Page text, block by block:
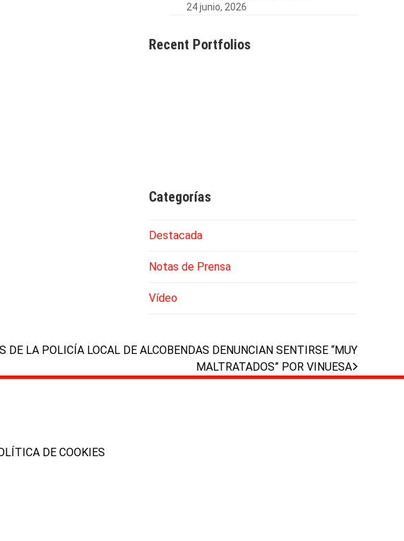
24 junio, 2026
Recent Portfolios
Categorías
Destacada
Notas de Prensa
Vídeo
DE LA POLICÍA LOCAL DE ALCOBENDAS DENUNCIAN SENTIRSE “MUY
MALTRATADOS” POR VINUESA
DE COOKIES